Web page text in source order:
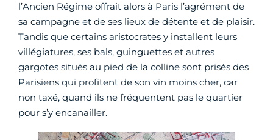
l’Ancien Régime offrait alors à Paris l’agrément de
sa campagne et de ses lieux de détente et de plaisir.
Tandis que certains aristocrates y installent leurs
villégiatures, ses bals, guinguettes et autres
gargotes situés au pied de la colline sont prisés des
Parisiens qui profitent de son vin moins cher, car
non taxé, quand ils ne fréquentent pas le quartier
pour s’y encanailler.